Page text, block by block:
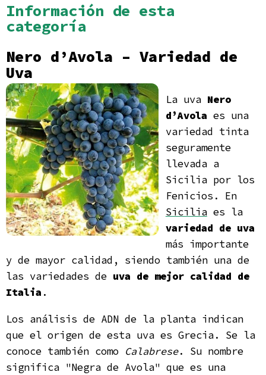
Información de esta
categoría
Nero d’Avola – Variedad de
Uva
La uva Nero
d’Avola es una
variedad tinta
seguramente
llevada a
Sicilia por los
Fenicios. En
Siciliaes la
variedad de uva
más importante
y de mayor calidad, siendo también una de
las variedades de uva de mejor calidad de
Italia .
Los análisis de ADN de la planta indican
que el origen de esta uva es Grecia. Se la
conoce también como Calabrese. Su nombre
significa "Negra de Avola" que es una